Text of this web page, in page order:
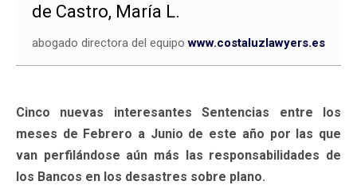
de Castro, María L.
abogado directora del equipowww.costaluzlawyers.es
Cinco nuevas interesantes Sentencias entre los
meses de Febrero a Junio de este año por las que
van perfilándose aún más las responsabilidades de
los Bancos en los desastres sobre plano.